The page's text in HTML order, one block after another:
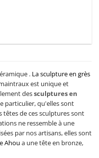
. La sculpture en grès
est unique et
dessculptures en
particulier, qu'elles sont
têtes de ces sculptures sont
ne ressemble à une
par nos artisans, elles sont
Ahou a une tête en bronze,